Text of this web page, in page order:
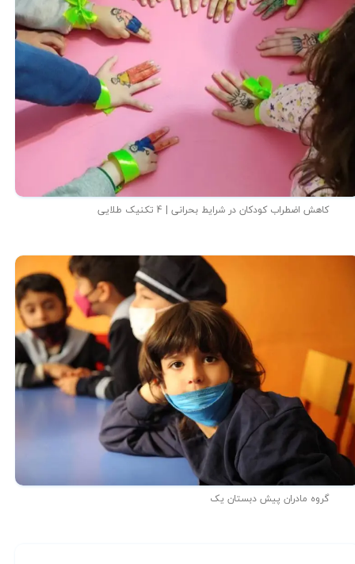
کاهش اضطراب کودکان در شرایط بحرانی | 4 تکنیک طلایی
گروه مادران پیش دبستان یک